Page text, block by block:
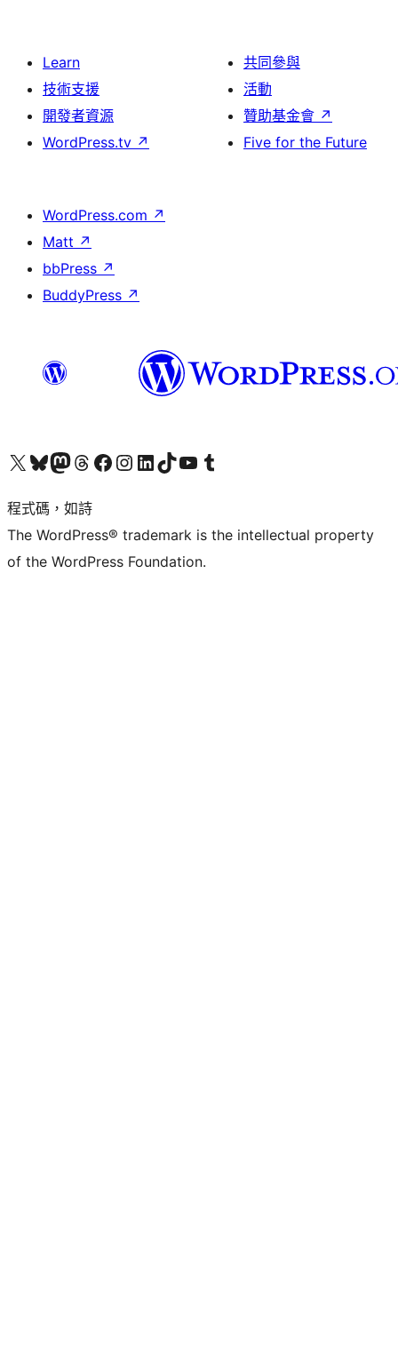
Learn
技術支援
開發者資源
WordPress.tv ↗
共同參與
活動
贊助基金會 ↗
Five for the Future
WordPress.com ↗
Matt ↗
bbPress ↗
BuddyPress ↗
查看我們的 X (之前的 Twitter) 帳號造訪我們的 Bluesky 帳號造訪我們的 Mastodon 帳號造訪我們的 Threads 帳號 造訪我們的 Facebook 粉絲專頁Visit our Instagram account
Visit our LinkedIn account
造訪我們的 TikTok 帳號Visit our YouTube channel
造訪我們的 Tumblr 帳號
程式碼，如詩
The WordPress® trademark is the intellectual property
of the WordPress Foundation.